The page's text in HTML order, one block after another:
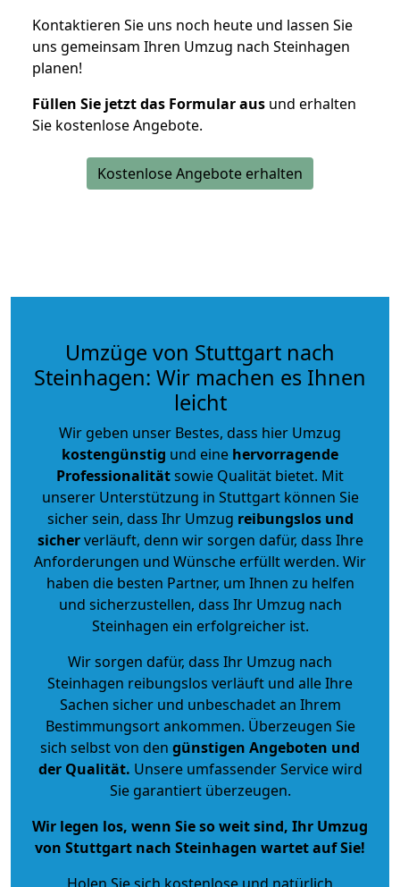
Kontaktieren Sie uns noch heute und lassen Sie
uns gemeinsam Ihren Umzug nach Steinhagen
planen!
Füllen Sie jetzt das Formular aus und erhalten
Sie kostenlose Angebote.
Kostenlose Angebote erhalten
Umzüge von Stuttgart nach
Steinhagen: Wir machen es Ihnen
leicht
Wir geben unser Bestes, dass hier Umzug
kostengünstig und eine hervorragende
Professionalitätsowie Qualität bietet. Mit
unserer Unterstützung in Stuttgart können Sie
sicher sein, dass Ihr Umzug reibungslos und
sicherverläuft, denn wir sorgen dafür, dass Ihre
Anforderungen und Wünsche erfüllt werden. Wir
haben die besten Partner, um Ihnen zu helfen
und sicherzustellen, dass Ihr Umzug nach
Steinhagen ein erfolgreicher ist.
Wir sorgen dafür, dass Ihr Umzug nach
Steinhagen reibungslos verläuft und alle Ihre
Sachen sicher und unbeschadet an Ihrem
Bestimmungsort ankommen. Überzeugen Sie
sich selbst von den günstigen Angeboten und
der Qualität. Unsere umfassender Service wird
Sie garantiert überzeugen.
Wir legen los, wenn Sie so weit sind, Ihr Umzug
von Stuttgart nach Steinhagen wartet auf Sie!
Holen Sie sich kostenlose und natürlich